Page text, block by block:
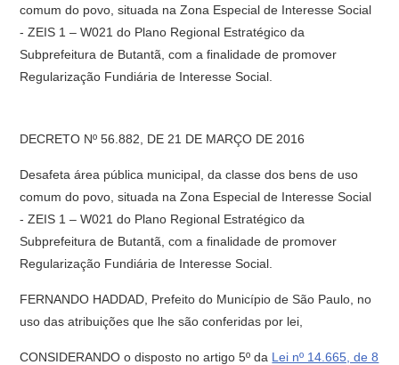
comum do povo, situada na Zona Especial de Interesse Social
- ZEIS 1 – W021 do Plano Regional Estratégico da
Subprefeitura de Butantã, com a finalidade de promover
Regularização Fundiária de Interesse Social.
DECRETO Nº 56.882, DE 21 DE MARÇO DE 2016
Desafeta área pública municipal, da classe dos bens de uso
comum do povo, situada na Zona Especial de Interesse Social
- ZEIS 1 – W021 do Plano Regional Estratégico da
Subprefeitura de Butantã, com a finalidade de promover
Regularização Fundiária de Interesse Social.
FERNANDO HADDAD, Prefeito do Município de São Paulo, no
uso das atribuições que lhe são conferidas por lei,
CONSIDERANDO o disposto no artigo 5º da Lei nº 14.665, de 8